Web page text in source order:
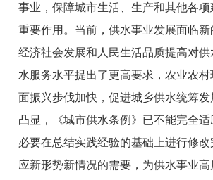
事业，保障城市生活、生产和其他各项
重要作用。当前，供水事业发展面临
经济社会发展和人民生活品质提高对
水服务水平提出了更高要求，农业农
面振兴步伐加快，促进城乡供水统筹
凸显，《城市供水条例》已不能完全
必要在总结实践经验的基础上进行修
应新形势新情况的需要，为供水事业